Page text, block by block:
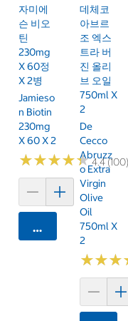
자미에
슨 비오
틴
230mg
X 60정
X 2병
Jamieso
N Biotin
230mg
X 60 X 2
★★★★★
★★★★★4.4 (100)
카트에 담기
데체코
아브르
조 엑스
트라 버
진 올리
브 오일
750ml X
2
De
Cecco
Abruzz
O Extra
Virgin
Olive
Oil
750ml X
2
★★★
★★★